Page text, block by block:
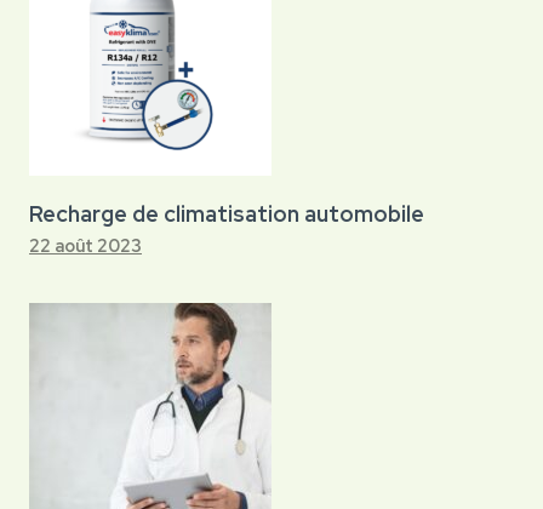
Recharge de climatisation automobile
22 août 2023